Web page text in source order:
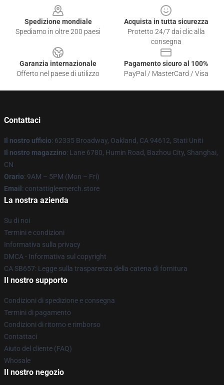
Spedizione mondiale
Spediamo in oltre 200 paesi
Acquista in tutta sicurezza
Protetto 24/7 dai clic alla
consegna
Garanzia internazionale
Offerto nel paese di utilizzo
Pagamento sicuro al 100%
PayPal / MasterCard / Visa
Contattaci
Il nostro ufficio: 62335 Broadway, Oakland, CA 94612, Stati Uniti
Il nostro magazzino: Lane 6780, Humin Road, Bazhou City, Shanghai,
CN
Orario: 9AM – 5PM (Mon – Fri)
Email : contattigleemerch.store
La nostra azienda
Su di noi
Termini e condizioni
Informativa sulla privacy
DMCA - Informativa sul copyright
CA SB657: Legge sulla trasparenza della catena di fornitura
Il nostro supporto
Condizioni di spedizione e consegna
Termini di pagamento
Condizioni di ritorno e rimborso
Contattaci
Aiuto del cliente (FAQ)
Whosale
Il nostro negozio